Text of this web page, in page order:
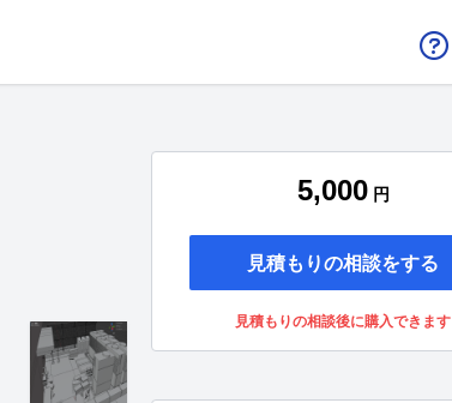
5,000 円
見積もりの相談をする
見積もりの相談後に購入できます